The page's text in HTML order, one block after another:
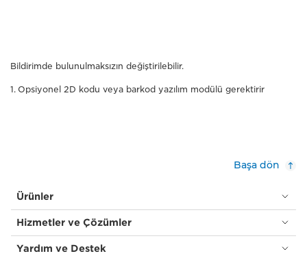
Bildirimde bulunulmaksızın değiştirilebilir.
Opsiyonel 2D kodu veya barkod yazılım modülü gerektirir
Başa dön
Ürünler
Hizmetler ve Çözümler
Yardım ve Destek